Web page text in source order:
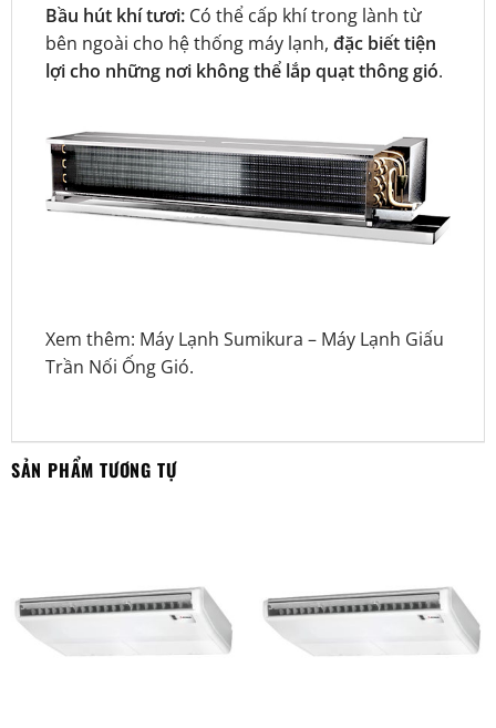
Bầu hút khí tươi: Có thể cấp khí trong lành từ
bên ngoài cho hệ thống máy lạnh, đặc biết tiện
lợi cho những nơi không thể lắp quạt thông gió.
Xem thêm: Máy Lạnh Sumikura – Máy Lạnh Giấu
Trần Nối Ống Gió.
SẢN PHẨM TƯƠNG TỰ